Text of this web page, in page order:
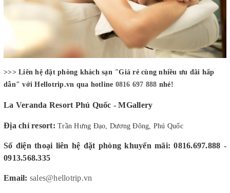
>>> Liên hệ đặt phòng khách sạn "Giá rẻ cùng nhiều ưu đãi hấp
dẫn" với Hellotrip.vn qua hotline 0816 697 888 nhé!
La Veranda Resort Phú Quốc - MGallery
Địa chỉ resort: Trần Hưng Đạo, Dương Đông, Phú Quốc
Số điện thoại liên hệ đặt phòng khuyến mãi: 0816.697.888 -
0913.568.335
Email: sales@hellotrip.vn